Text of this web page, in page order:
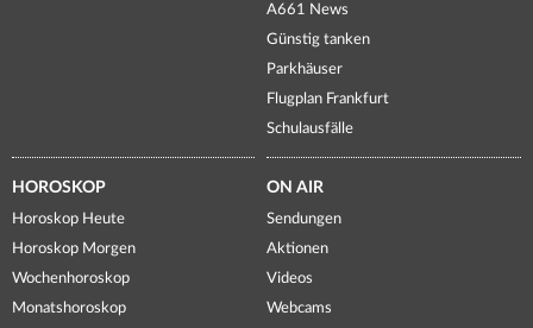
A661 News
Günstig tanken
Parkhäuser
Flugplan Frankfurt
Schulausfälle
HOROSKOP
Horoskop Heute
Horoskop Morgen
Wochenhoroskop
Monatshoroskop
ON AIR
Sendungen
Aktionen
Videos
Webcams